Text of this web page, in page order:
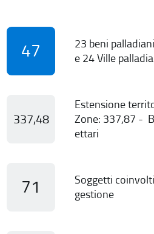
47
23 beni
e 24 Ville
337,48
Estensione
Zone: 337,87 -
ettari
71
Soggetti
gestione